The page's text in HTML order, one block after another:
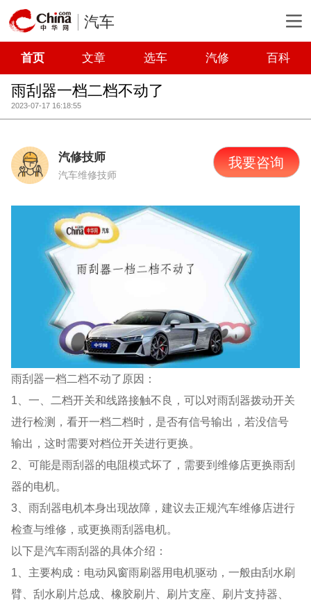
汽车
首页 文章 选车 汽修 百科
雨刮器一档二档不动了
2023-07-17 16:18:55
汽修技师
汽车维修技师
我要咨询
雨刮器一档二档不动了原因：
1、一、二档开关和线路接触不良，可以对雨刮器拨动开关
进行检测，看开一档二档时，是否有信号输出，若没信号
输出，这时需要对档位开关进行更换。
2、可能是雨刮器的电阻模式坏了，需要到维修店更换雨刮
器的电机。
3、雨刮器电机本身出现故障，建议去正规汽车维修店进行
检查与维修，或更换雨刮器电机。
以下是汽车雨刮器的具体介绍：
1、主要构成：电动风窗雨刷器用电机驱动，一般由刮水刷
臂、刮水刷片总成、橡胶刷片、刷片支座、刷片支持器、